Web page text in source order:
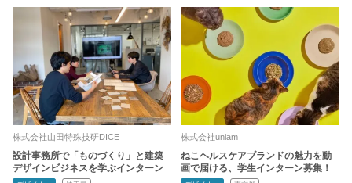
株式会社山田特殊技研DICE
設計事務所で「ものづくり」と建築
デザインビジネスを学ぶインターン
株式会社uniam
ねこヘルスケアブランドの魅力を動
画で届ける、学生インターン募集！